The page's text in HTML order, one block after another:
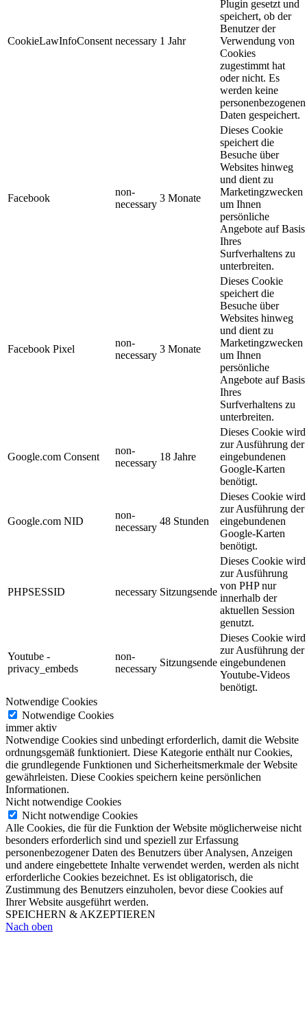
CookieLawInfoConsent necessary 1 Jahr
Plugin gesetzt und
speichert, ob der
Benutzer der
Verwendung von
Cookies
zugestimmt hat
oder nicht. Es
werden keine
personenbezogenen
Daten gespeichert.
Facebook
non-
necessary
3 Monate
Dieses Cookie
speichert die
Besuche über
Websites hinweg
und dient zu
Marketingzwecken
um Ihnen
persönliche
Angebote auf Basis
Ihres
Surfverhaltens zu
unterbreiten.
Facebook Pixel
non-
necessary
3 Monate
Dieses Cookie
speichert die
Besuche über
Websites hinweg
und dient zu
Marketingzwecken
um Ihnen
persönliche
Angebote auf Basis
Ihres
Surfverhaltens zu
unterbreiten.
Google.com Consent
non-
necessary
18 Jahre
Dieses Cookie wird
zur Ausführung der
eingebundenen
Google-Karten
benötigt.
Google.com NID
non-
necessary
48 Stunden
Dieses Cookie wird
zur Ausführung der
eingebundenen
Google-Karten
benötigt.
PHPSESSID necessary Sitzungsende
Dieses Cookie wird
zur Ausführung
von PHP nur
innerhalb der
aktuellen Session
genutzt.
Youtube -
privacy_embeds
non-
necessary
Sitzungsende
Dieses Cookie wird
zur Ausführung der
eingebundenen
Youtube-Videos
benötigt.
Notwendige Cookies
Notwendige Cookies
immer aktiv
Notwendige Cookies sind unbedingt erforderlich, damit die Website
ordnungsgemäß funktioniert. Diese Kategorie enthält nur Cookies,
die grundlegende Funktionen und Sicherheitsmerkmale der Website
gewährleisten. Diese Cookies speichern keine persönlichen
Informationen.
Nicht notwendige Cookies
Nicht notwendige Cookies
Alle Cookies, die für die Funktion der Website möglicherweise nicht
besonders erforderlich sind und speziell zur Erfassung
personenbezogener Daten des Benutzers über Analysen, Anzeigen
und andere eingebettete Inhalte verwendet werden, werden als nicht
erforderliche Cookies bezeichnet. Es ist obligatorisch, die
Zustimmung des Benutzers einzuholen, bevor diese Cookies auf
Ihrer Website ausgeführt werden.
SPEICHERN & AKZEPTIEREN
Nach oben